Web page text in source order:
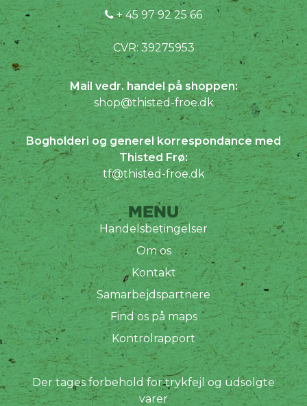
+ 45 97 92 25 66
CVR: 39275953
Mail vedr. handel på shoppen:
shop@thisted-froe.dk
Bogholderi og generel korrespondance med
Thisted Frø:
tf@thisted-froe.dk
MENU
Handelsbetingelser
Om os
Kontakt
Samarbejdspartnere
Find os på maps
Kontrolrapport
Der tages forbehold for trykfejl og udsolgte
varer